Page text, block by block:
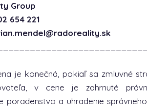
Group
654 221
je konečná, pokiaľ sa zmluvné
v cene je zahrnuté
poradenstvo a uhradenie